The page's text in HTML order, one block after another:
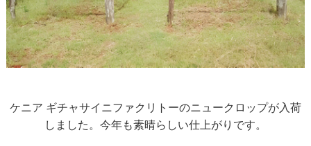
ケニア ギチャサイニファクリトーのニュークロップが入荷
しました。今年も素晴らしい仕上がりです。